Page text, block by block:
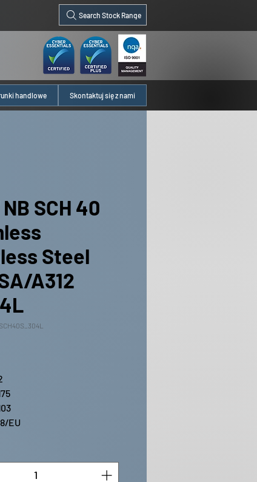
Search Stock Range
handlowe Skontaktuj się z nami
SCH 40
Steel
A312
EU